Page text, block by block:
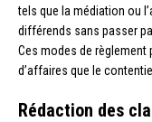
tels que la médiation ou
différends sans passer
Ces modes de règlement
d’affaires que le
Rédaction des